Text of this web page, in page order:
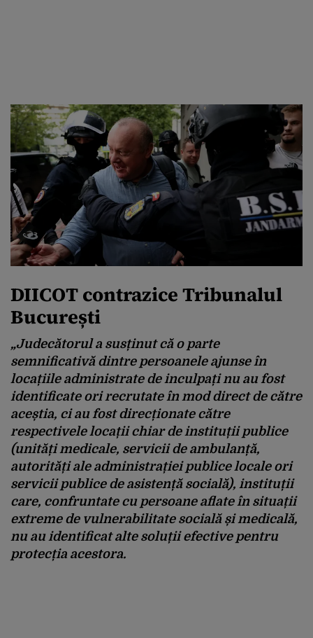
DIICOT contrazice Tribunalul
București
„Judecătorul a susținut că o parte
semnificativă dintre persoanele ajunse în
locațiile administrate de inculpați nu au fost
identificate ori recrutate în mod direct de către
aceștia, ci au fost direcționate către
respectivele locații chiar de instituții publice
(unități medicale, servicii de ambulanță,
autorități ale administrației publice locale ori
servicii publice de asistență socială), instituții
care, confruntate cu persoane aflate în situații
extreme de vulnerabilitate socială și medicală,
nu au identificat alte soluții efective pentru
protecția acestora.